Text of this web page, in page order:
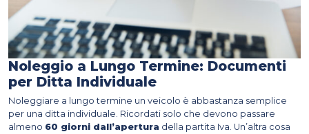
Noleggio a Lungo Termine: Documenti
per Ditta Individuale
Noleggiare a lungo termine un veicolo è abbastanza semplice
per una ditta individuale. Ricordati solo che devono passare
almeno 60 giorni dall’apertura della partita Iva. Un’altra cosa